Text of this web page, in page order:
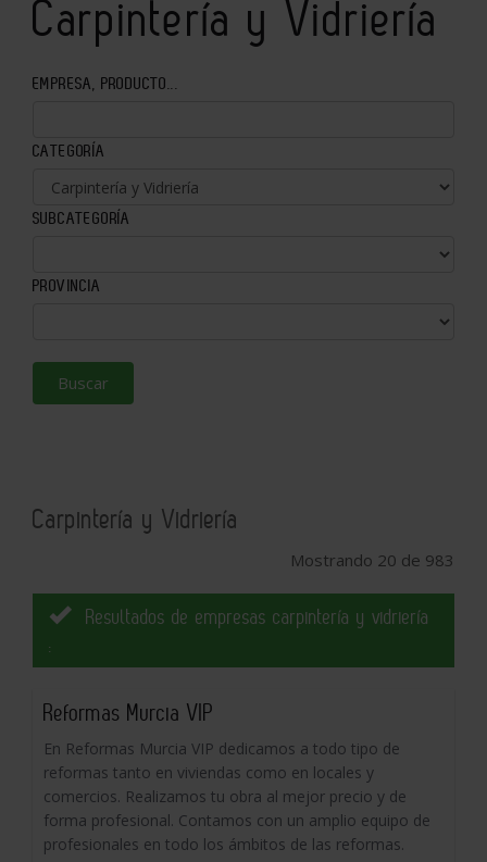
Carpintería y Vidriería
EMPRESA, PRODUCTO...
CATEGORÍA
SUBCATEGORÍA
PROVINCIA
Buscar
Carpintería y Vidriería
Mostrando 20 de 983
Resultados de empresas carpintería y vidriería
:
Reformas Murcia VIP
En Reformas Murcia VIP dedicamos a todo tipo de
reformas tanto en viviendas como en locales y
comercios. Realizamos tu obra al mejor precio y de
forma profesional. Contamos con un amplio equipo de
profesionales en todo los ámbitos de las reformas.